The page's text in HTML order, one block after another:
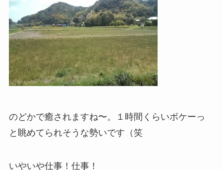
のどかで癒されますね〜。１時間くらいボケーっ
と眺めてられそうな勢いです（笑
いやいや仕事！仕事！